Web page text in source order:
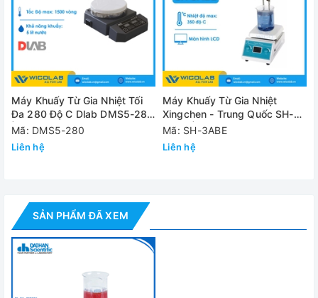
Thanh khuấy dài 3cm. (chiều dài
Thân máy Nhôm sơn tĩnh điện
Bề mặt khuấy Tấm kính gốm rắn
Nhiệt độ và độ ẩm cho phép +5 ~ 50 độ C, 85%RH
Kích thước 200 x 332 x 114mm
Khối lượng
Đánh giá
Máy Khuấy Từ Gia Nhiệt Tối
Đa 280 Độ C Dlab DMS5-280
| Khuấy tối đa 5 lít
Mã: DMS5-280
Liên hệ
Máy Khuấy Từ Gia Nhiệt
Xingchen - Trung Quốc SH-
3ABE | Màn Hình LCD
Mã: SH-3ABE
Liên hệ
SẢN PHẨM ĐÃ XEM